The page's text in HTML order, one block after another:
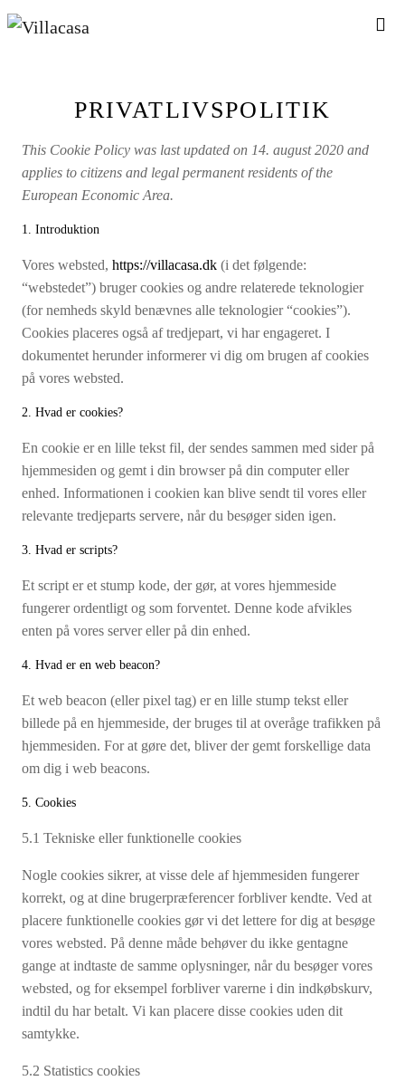
PRIVATLIVSPOLITIK
This Cookie Policy was last updated on 14. august 2020 and
applies to citizens and legal permanent residents of the
European Economic Area.
1. Introduktion
Vores websted, https://villacasa.dk (i det følgende:
“webstedet”) bruger cookies og andre relaterede teknologier
(for nemheds skyld benævnes alle teknologier “cookies”).
Cookies placeres også af tredjepart, vi har engageret. I
dokumentet herunder informerer vi dig om brugen af ​​cookies
på vores websted.
2. Hvad er cookies?
En cookie er en lille tekst fil, der sendes sammen med sider på
hjemmesiden og gemt i din browser på din computer eller
enhed. Informationen i cookien kan blive sendt til vores eller
relevante tredjeparts servere, når du besøger siden igen.
3. Hvad er scripts?
Et script er et stump kode, der gør, at vores hjemmeside
fungerer ordentligt og som forventet. Denne kode afvikles
enten på vores server eller på din enhed.
4. Hvad er en web beacon?
Et web beacon (eller pixel tag) er en lille stump tekst eller
billede på en hjemmeside, der bruges til at overåge trafikken på
hjemmesiden. For at gøre det, bliver der gemt forskellige data
om dig i web beacons.
5. Cookies
5.1 Tekniske eller funktionelle cookies
Nogle cookies sikrer, at visse dele af hjemmesiden fungerer
korrekt, og at dine brugerpræferencer forbliver kendte. Ved at
placere funktionelle cookies gør vi det lettere for dig at besøge
vores websted. På denne måde behøver du ikke gentagne
gange at indtaste de samme oplysninger, når du besøger vores
websted, og for eksempel forbliver varerne i din indkøbskurv,
indtil du har betalt. Vi kan placere disse cookies uden dit
samtykke.
5.2 Statistics cookies